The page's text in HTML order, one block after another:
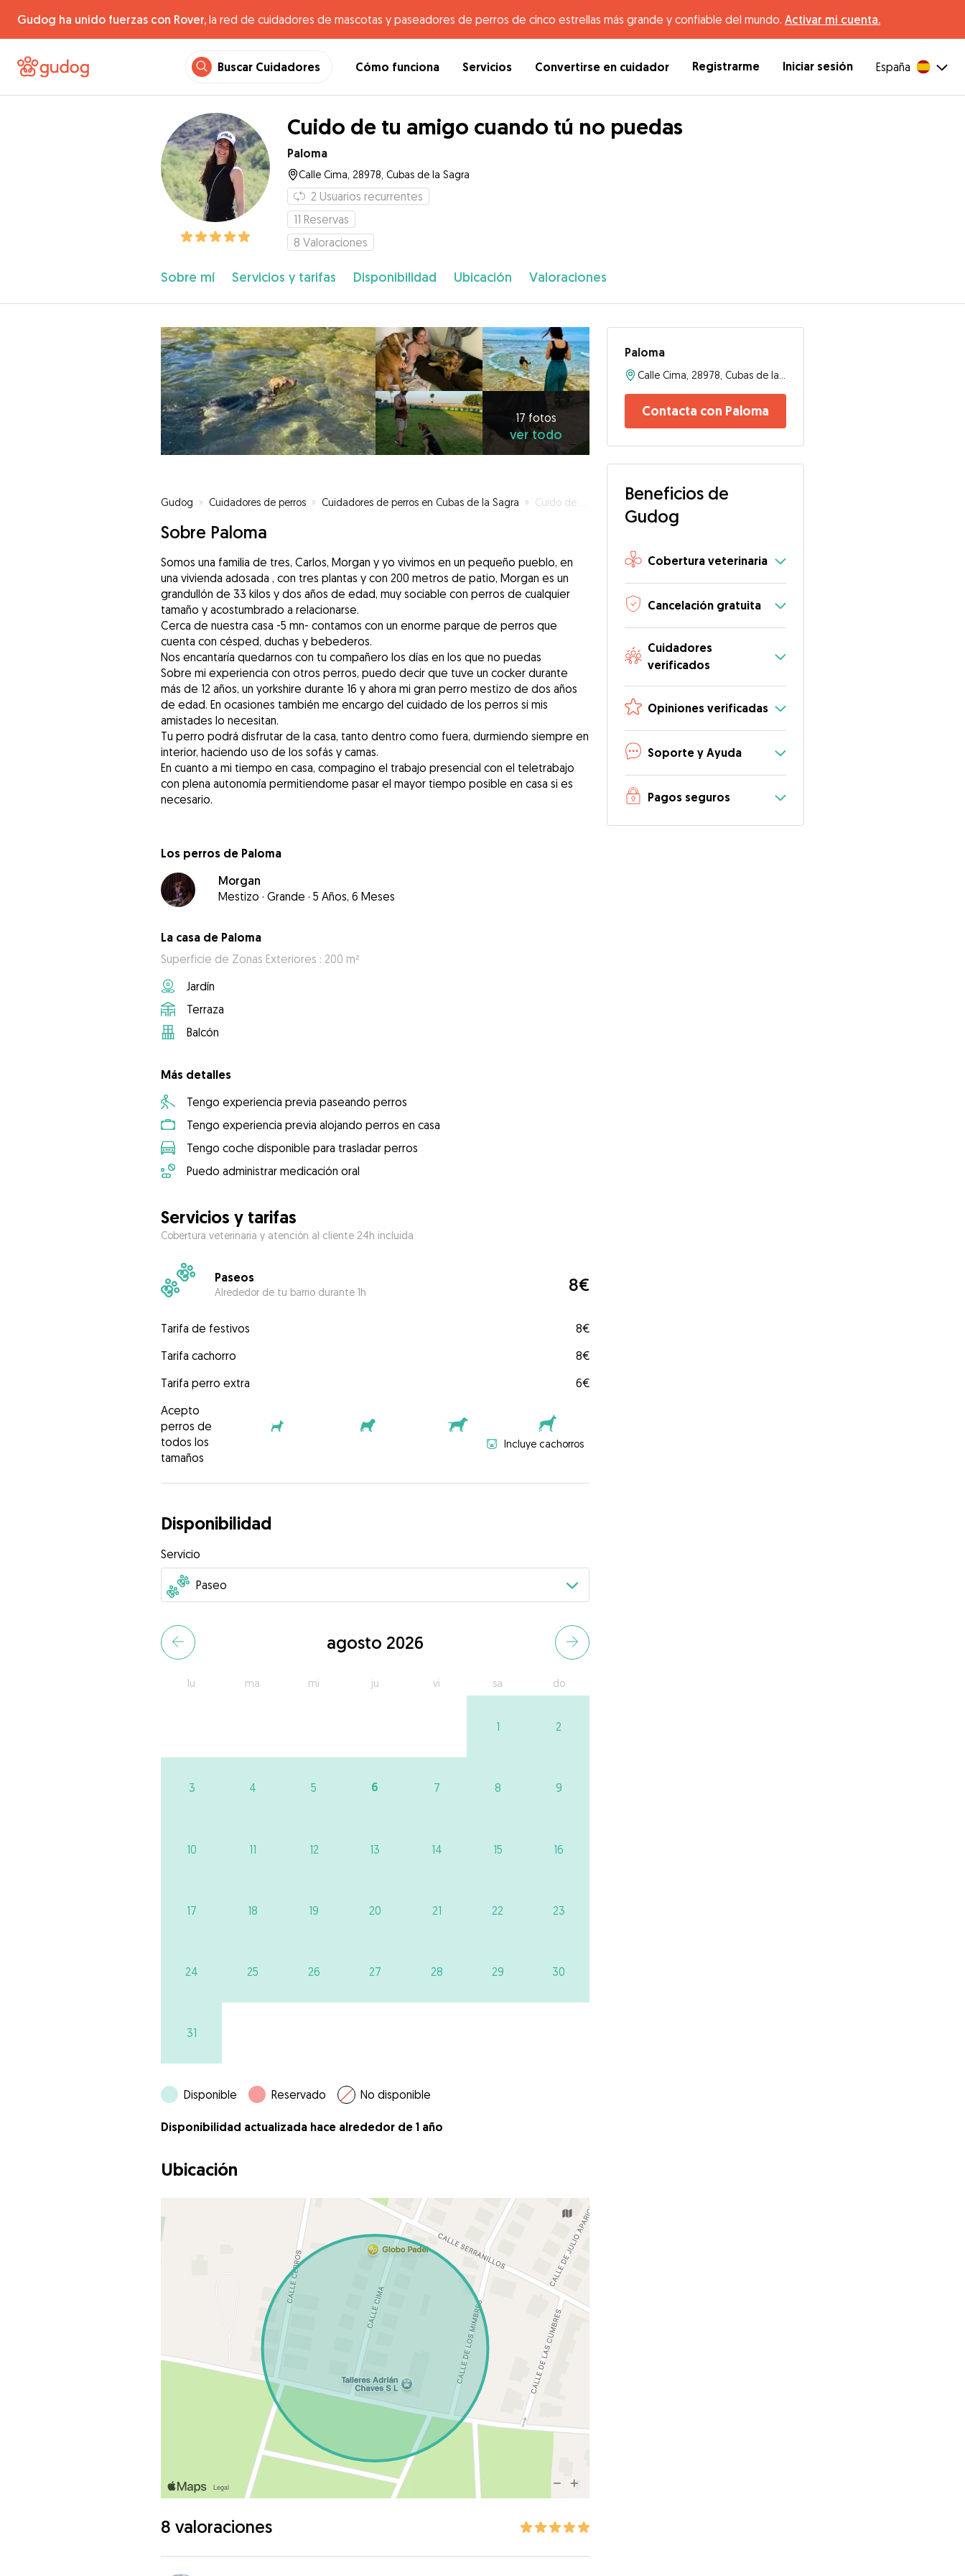
Gudog ha unido fuerzas con Rover, la red de cuidadores de mascotas y paseadores de perros de cinco estrellas más grande y confiable del mundo. Activar mi cuenta.
Buscar Cuidadores Cómo funciona Servicios Convertirse en cuidador Registrarme Iniciar sesión España
Cuido de tu amigo cuando tú no puedas
Paloma
Calle Cima, 28978, Cubas de la Sagra
2 Usuarios recurrentes
11 Reservas
8 Valoraciones
Sobre mí Servicios y tarifas Disponibilidad Ubicación Valoraciones
17 fotos
ver todo
Gudog » Cuidadores de perros » Cuidadores de perros en Cubas de la Sagra » Cuido de tu amigo cuando tú no puedas
Sobre Paloma
Somos una familia de tres, Carlos, Morgan y yo vivimos en un pequeño pueblo, en
una vivienda adosada , con tres plantas y con 200 metros de patio, Morgan es un
grandullón de 33 kilos y dos años de edad, muy sociable con perros de cualquier
tamaño y acostumbrado a relacionarse.
Cerca de nuestra casa -5 mn- contamos con un enorme parque de perros que
cuenta con césped, duchas y bebederos.
Nos encantaría quedarnos con tu compañero los días en los que no puedas
Sobre mi experiencia con otros perros, puedo decir que tuve un cocker durante
más de 12 años, un yorkshire durante 16 y ahora mi gran perro mestizo de dos años
de edad. En ocasiones también me encargo del cuidado de los perros si mis
amistades lo necesitan.
Tu perro podrá disfrutar de la casa, tanto dentro como fuera, durmiendo siempre en
interior, haciendo uso de los sofás y camas.
En cuanto a mi tiempo en casa, compagino el trabajo presencial con el teletrabajo
con plena autonomía permitiendome pasar el mayor tiempo posible en casa si es
necesario.
Los perros de Paloma
Morgan
Mestizo · Grande · 5 Años, 6 Meses
La casa de Paloma
Superficie de Zonas Exteriores : 200 m²
Jardín
Terraza
Balcón
Más detalles
Tengo experiencia previa paseando perros
Tengo experiencia previa alojando perros en casa
Tengo coche disponible para trasladar perros
Puedo administrar medicación oral
Servicios y tarifas
Cobertura veterinaria y atención al cliente 24h incluida
Paseos
Alrededor de tu barrio durante 1h 8€
Tarifa de festivos
8€
Tarifa cachorro
8€
Tarifa perro extra
6€
Acepto
perros de
todos los
tamaños
Incluye cachorros
Disponibilidad
Servicio
agosto 2026
lu ma mi ju vi sa do
1 2
3 4 5 6 7 8 9
10 11 12 13 14 15 16
17 18 19 20 21 22 23
24 25 26 27 28 29 30
31
Disponible Reservado No disponible
Disponibilidad actualizada hace alrededor de 1 año
Ubicación
8 valoraciones
Paloma
Contacta con Paloma
Beneficios de
Gudog
Cobertura veterinaria
Cancelación gratuita
Cuidadores
verificados
Opiniones verificadas
Soporte y Ayuda
Pagos seguros